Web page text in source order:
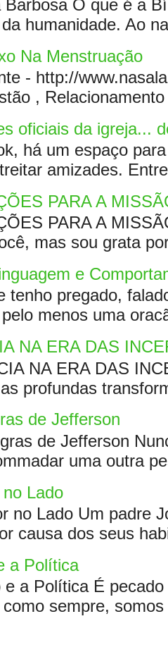
Barbosa O que é a
humanidade. Ao
Na Menstruação
- http://
,
oficiais da igreja...
há um espaço
amizades.
PARA A
PARA A
mas sou grata
e
tenho pregado,
menos uma
NA ERA DAS
NA ERA DAS
profundas
de Jefferson
de Jefferson
uma outra
Lado
no Lado Um padre
causa dos seus
a Política
e a Política É
sempre,